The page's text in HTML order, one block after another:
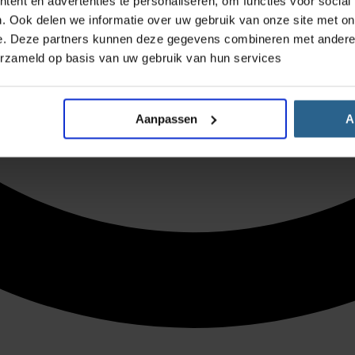
Ook delen we informatie over uw gebruik van onze site met
Deze partners kunnen deze gegevens combineren met
op basis van uw gebruik van hun services
Aanpassen